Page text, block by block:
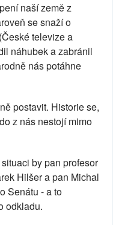
naší země z
se snaží o
televize a
náhubek a zabránil
nás potáhne
postavit. Historie se,
z nás nestojí mimo
by pan profesor
Hilšer a pan Michal
Senátu - a to
odkladu.